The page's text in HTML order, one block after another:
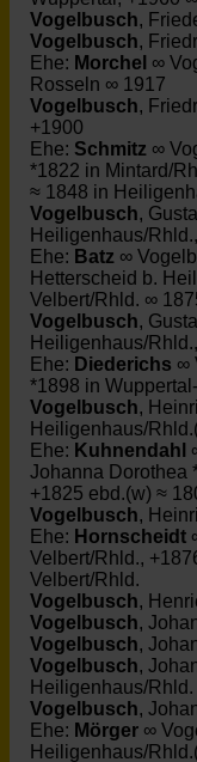
Vogelbusch,
Vogelbusch,
Ehe: Morchel ∞
Rosseln ∞ 1917
Vogelbusch,
+1900
Ehe: Schmitz ∞
*1822 in Mintard/
≈ 1848 in
Vogelbusch,
Heiligenhaus/
Ehe: Batz ∞
Hetterscheid b.
Velbert/Rhld. ∞
Vogelbusch,
Heiligenhaus/
Ehe: Diederichs ∞
*1898 in
Vogelbusch,
Heiligenhaus/
Ehe: Kuhnendahl
Johanna Dorothea
+1825 ebd.(w) ≈
Vogelbusch,
Ehe: Hornscheidt
Velbert/Rhld.,
Velbert/Rhld.
Vogelbusch,
Vogelbusch,
Vogelbusch,
Vogelbusch,
Heiligenhaus/Rhld.
Vogelbusch,
Ehe: Mörger ∞
Heiligenhaus/